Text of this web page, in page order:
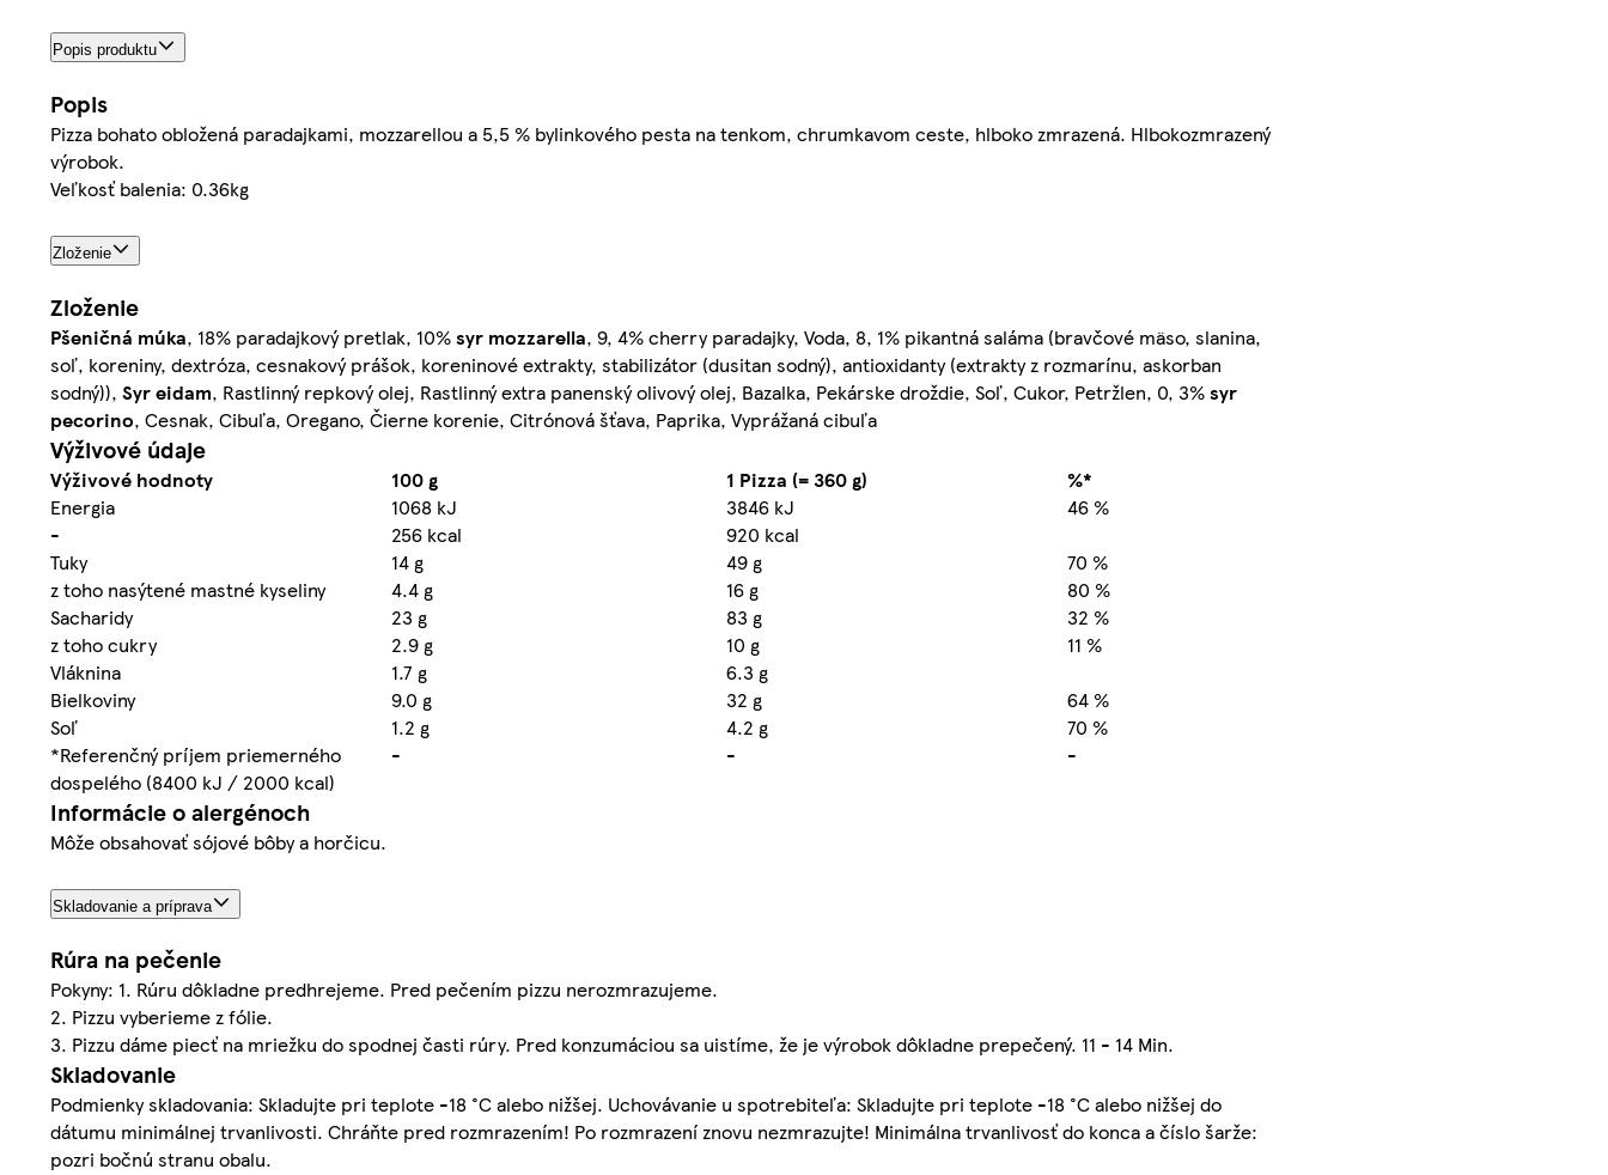
Popis produktu
Popis
Pizza bohato obložená paradajkami, mozzarellou a 5,5 % bylinkového pesta na tenkom, chrumkavom ceste, hlboko zmrazená. Hlbokozmrazený
výrobok.
Veľkosť balenia: 0.36kg
Zloženie
Zloženie
Pšeničná múka, 18% paradajkový pretlak, 10%syr mozzarella, 9, 4% cherry paradajky, Voda, 8, 1% pikantná saláma (bravčové mäso, slanina,
soľ, koreniny, dextróza, cesnakový prášok, koreninové extrakty, stabilizátor (dusitan sodný), antioxidanty (extrakty z rozmarínu, askorban
sodný)), Syreidam, Rastlinný repkový olej, Rastlinný extra panenský olivový olej, Bazalka, Pekárske droždie, Soľ, Cukor, Petržlen, 0, 3%syr
pecorino, Cesnak, Cibuľa, Oregano, Čierne korenie, Citrónová šťava, Paprika, Vyprážaná cibuľa
Výživové údaje
Výživové hodnoty 100 g 1 Pizza (= 360 g)
%*
Energia
1068 kJ 3846 kJ
46 %
-
256 kcal
920 kcal
Tuky
14 g 49 g
70 %
z toho nasýtené mastné kyseliny
4.4 g 16 g
80 %
Sacharidy
23 g 83 g
32 %
z toho cukry
2.9 g 10 g
11 %
Vláknina
1.7 g
6.3 g
Bielkoviny
9.0 g 32 g
64 %
Soľ
1.2 g 4.2 g
70 %
*Referenčný príjem priemerného
dospelého (8400 kJ / 2000 kcal)
- - -
Informácie o alergénoch
Môže obsahovať sójové bôby a horčicu.
Skladovanie a príprava
Rúra na pečenie
Pokyny: 1. Rúru dôkladne predhrejeme. Pred pečením pizzu nerozmrazujeme.
2. Pizzu vyberieme z fólie.
3. Pizzu dáme piecť na mriežku do spodnej časti rúry. Pred konzumáciou sa uistíme, že je výrobok dôkladne prepečený. 11 - 14 Min.
Skladovanie
Podmienky skladovania: Skladujte pri teplote -18 °C alebo nižšej. Uchovávanie u spotrebiteľa: Skladujte pri teplote -18 °C alebo nižšej do
dátumu minimálnej trvanlivosti. Chráňte pred rozmrazením! Po rozmrazení znovu nezmrazujte! Minimálna trvanlivosť do konca a číslo šarže:
pozri bočnú stranu obalu.